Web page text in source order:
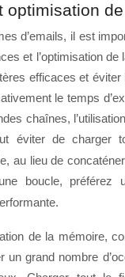
optimisation
d’emails, il est
et l’optimisation de
efficaces et éviter
le temps
chaînes,
éviter de charger
au lieu de
boucle, préférez
de la mémoire,
un grand nombre